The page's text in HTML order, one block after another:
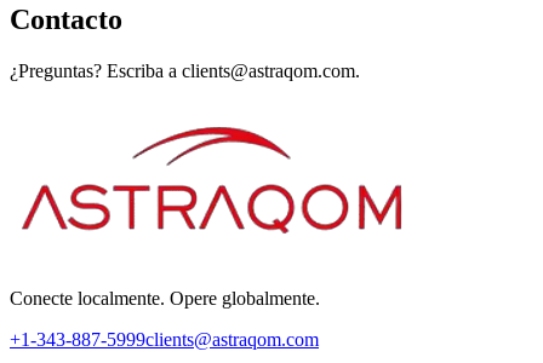
Contacto
¿Preguntas? Escriba a clients@astraqom.com.
Conecte localmente. Opere globalmente.
+1-343-887-5999clients@astraqom.com